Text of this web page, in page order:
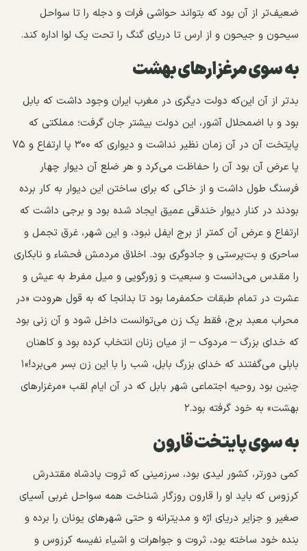
ضعیف‌تر از آن بود که بتواند حواشی فرات و دجله را تا سواحل
سیحون و جیحون و از ارس تا دریای گنگ را تحت یک لوا اداره کند.
به سوی مرغزارهای بهشت
بد‌تر از آن این‌که دولت دیگری در مغرب ایران وجود داشت که بابل
بود و با اضمحلال آشور، این دولت بیشتر جان گرفت؛ مملکتی که
پایتخت آن در آن زمان نظیر نداشت و دیواری که ۳۰۰ پا ارتفاع و ۷۵
پا عرض آن بود آن را حفاظت می‌کرد و هر ضلع آن دیوار چهار
فرسنگ طول داشت و از خاکی که برای ساختن این دیوار به کار برده
بودند در کنار دیوار خندقی عمیق ایجاد شده بود و برجی داشت که
ارتفاع و عرض آن کمتر از برج ایفل نبود، و این شهر، غرق تجمل و
ساحری و بت‌پرستی و جادوگری بود. اخلاق مردمش فحشاء و نابکاری
را مقدس می‌دانست و سبعیت و زورگویی و میل مفرط به عیش و
عشرت در تمام طبقات حکمفرما بود تا بدانجا که به قول هرودت «در
محراب معبد برج، فقط یک زن می‌توانست داخل شود و آن زنی بود
که خدای بزرگ – مردوک – از میان زنان انتخاب کرده بود و کاهنان
بابلی می‌گفتند که خدای بزرگ بابل، شب را با این زن بسر می‌برد!»۱
چنین بود روحیه اجتماعی شهر بابل که در آن ایام لقب «مرغزارهای
بهشت» به خود گرفته بود.۲
به سوی پایتخت قارون
کمی دور‌تر، کشور لیدی بود، سرزمینی که ثروت پادشاه مقتدرش
کرزوس که باید او را قارون روزگار شناخت همه سواحل غربی آسیای
صغیر و جزایر دریای اژه و مدیترانه و حتی شهرهای یونان را برده و
بنده خود ساخته بود، ثروت و جواهرات و اشیاء نفیسه کرزوس و